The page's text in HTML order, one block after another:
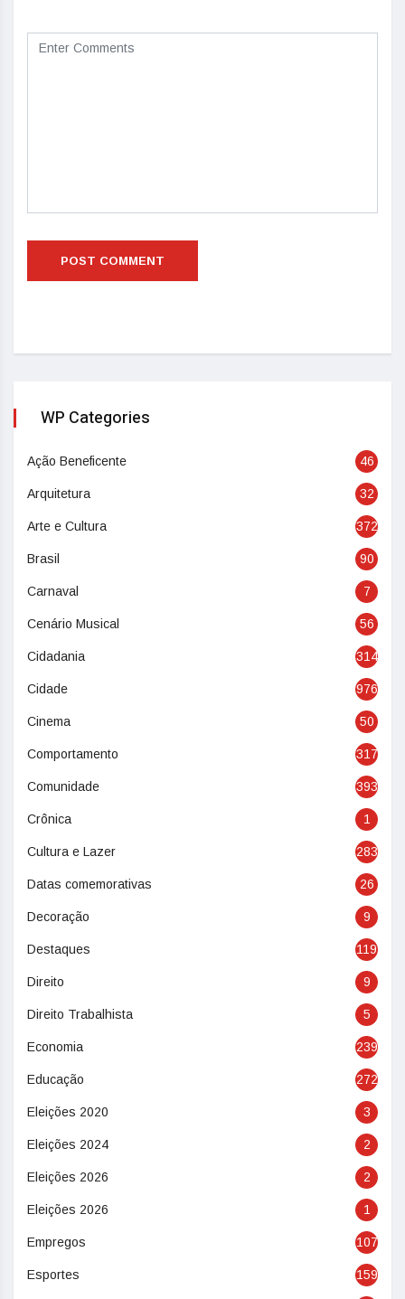
WP Categories
Ação Beneficente 46
Arquitetura 32
Arte e Cultura 372
Brasil 90
Carnaval 7
Cenário Musical 56
Cidadania 314
Cidade 976
Cinema 50
Comportamento 317
Comunidade 393
Crônica 1
Cultura e Lazer 283
Datas comemorativas 26
Decoração 9
Destaques 119
Direito 9
Direito Trabalhista 5
Economia 239
Educação 272
Eleições 2020 3
Eleições 2024 2
Eleições 2026 2
Eleições 2026 1
Empregos 107
Esportes 159